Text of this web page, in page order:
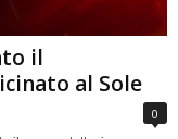
il
al Sole
0